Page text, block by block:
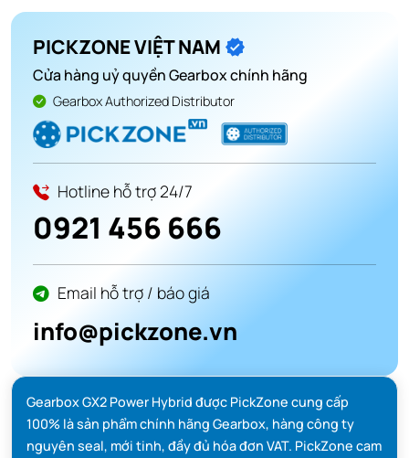
PICKZONE VIỆT NAM
Cửa hàng uỷ quyền Gearbox chính hãng
Gearbox Authorized Distributor
Hotline hỗ trợ 24/7
0921 456 666
Email hỗ trợ / báo giá
info@pickzone.vn
Gearbox GX2 Power Hybrid được PickZone cung cấp
100% là sản phẩm chính hãng Gearbox, hàng công ty
nguyên seal, mới tinh, đầy đủ hóa đơn VAT. PickZone cam